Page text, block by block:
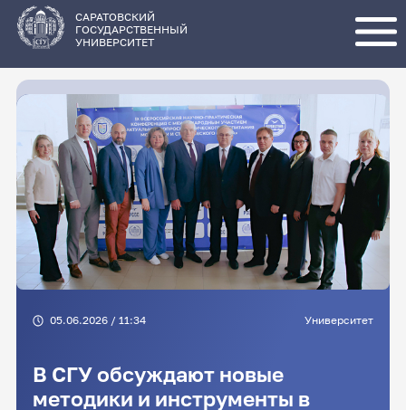
основному
содержанию
САРАТОВСКИЙ
ГОСУДАРСТВЕННЫЙ
УНИВЕРСИТЕТ
05.06.2026 / 11:34 Университет
В СГУ обсуждают новые
методики и инструменты в